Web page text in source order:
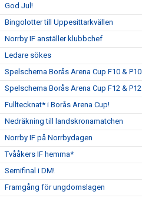
God Jul!
Bingolotter till Uppesittarkvällen
Norrby IF anställer klubbchef
Ledare sökes
Spelschema Borås Arena Cup F10 & P10
Spelschema Borås Arena Cup F12 & P12
Fulltecknat* i Borås Arena Cup!
Nedräkning till landskronamatchen
Norrby IF på Norrbydagen
Tvååkers IF hemma*
Semifinal i DM!
Framgång för ungdomslagen